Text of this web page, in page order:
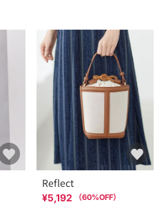
Reflect
¥5,192 （60%OFF）